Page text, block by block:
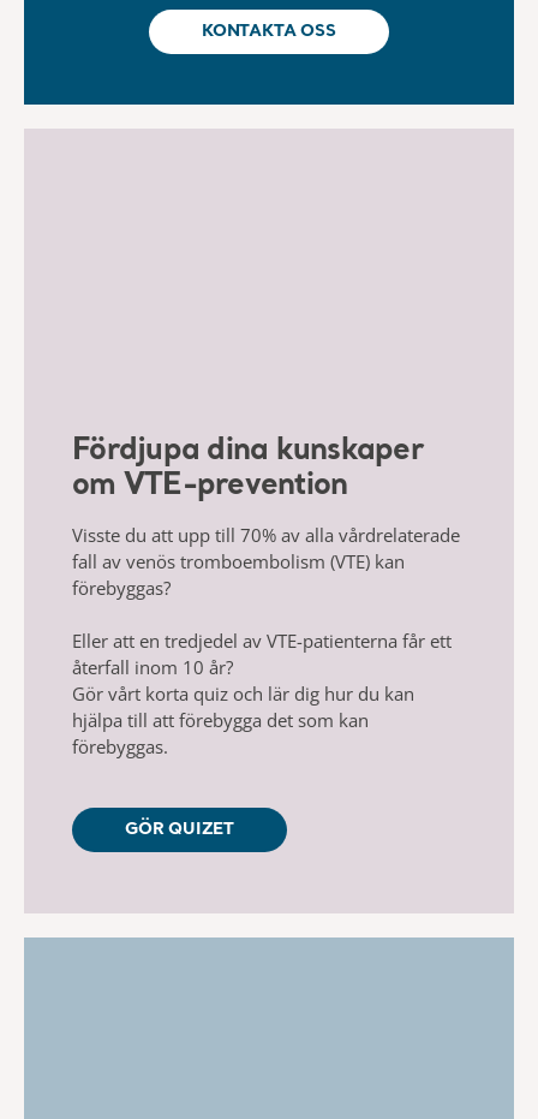
KONTAKTA OSS
Fördjupa dina kunskaper
om VTE-prevention
Visste du att upp till 70% av alla vårdrelaterade
fall av venös tromboembolism (VTE) kan
förebyggas?
Eller att en tredjedel av VTE-patienterna får ett
återfall inom 10 år?
Gör vårt korta quiz och lär dig hur du kan
hjälpa till att förebygga det som kan
förebyggas.
GÖR QUIZET